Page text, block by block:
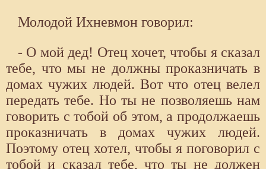
Молодой Ихневмон говорил:
- О мой дед! Отец хочет, чтобы я сказал
тебе, что мы не должны проказничать в
домах чужих людей. Вот что отец велел
передать тебе. Но ты не позволяешь нам
говорить с тобой об этом, а продолжаешь
проказничать в домах чужих людей.
Поэтому отец хотел, чтобы я поговорил с
тобой и сказал тебе, что ты не должен